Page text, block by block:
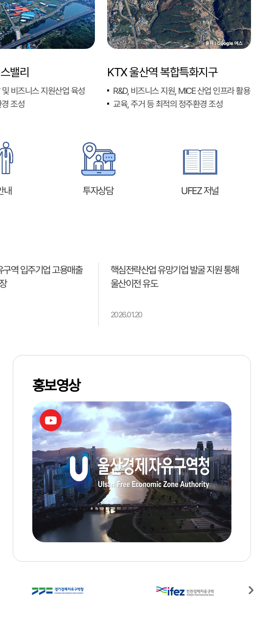
밸리
비즈니스 지원산업 육성
조성
KTX 울산역 복합특화지구
R&D, 비즈니스 지원, MICE 산업 인프라 활용
교육, 주거 등 최적의 정주환경 조성
내 투자상담 UFEZ 저널
역 입주기업 고용매출
핵심전략산업 유망기업 발굴 지원 통해
울산이전 유도
2026.01.20
홍보영상